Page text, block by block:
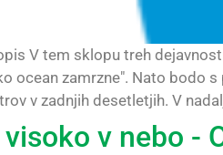
V tem sklopu treh
ocean zamrzne". Nato bodo
v zadnjih desetletjih. V
visoko v nebo -